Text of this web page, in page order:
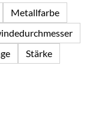
Metallfarbe
Stärke